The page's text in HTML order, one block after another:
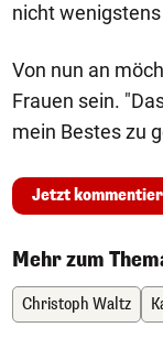
nicht
Von nun an
Frauen sein.
mein Bestes zu
Jetzt
Mehr zum
Christoph Waltz